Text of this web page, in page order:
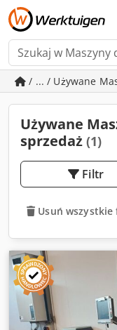
/ ... / Używane
Używane
sprzedaż (1)
Filtr
Usuń